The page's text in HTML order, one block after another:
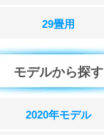
29畳用
モデルから探す
2020年モデル